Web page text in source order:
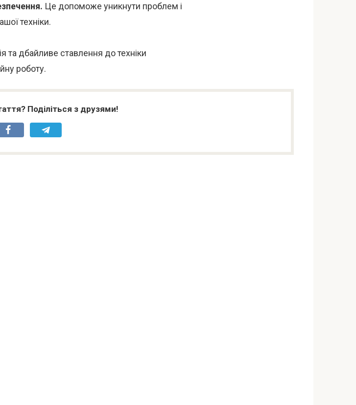
Це допоможе уникнути проблем і
техніки.
та дбайливе ставлення до техніки
роботу.
Поділіться з друзями!